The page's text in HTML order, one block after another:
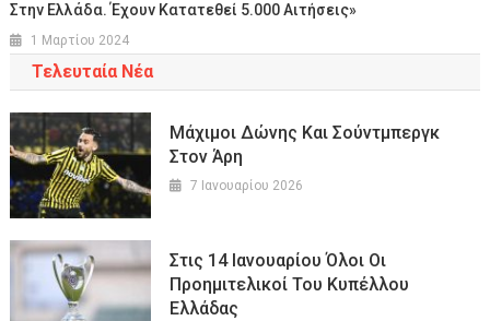
Στην Ελλάδα. Έχουν Κατατεθεί 5.000 Αιτήσεις»
1 Μαρτίου 2024
Τελευταία Νέα
Μάχιμοι Δώνης Και Σούντμπεργκ
Στον Άρη
7 Ιανουαρίου 2026
Στις 14 Ιανουαρίου Όλοι Οι
Προημιτελικοί Του Κυπέλλου
Ελλάδας